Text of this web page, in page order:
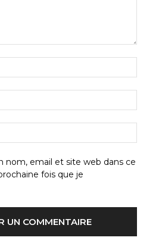
:*
:*
:
nom, email et site web dans ce
fois que je